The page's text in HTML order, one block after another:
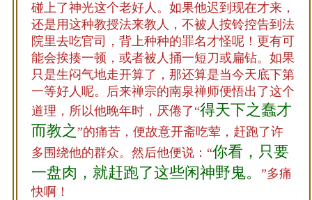
碰上了神光这个老好人。如果他迟到现在才来，
还是用这种教授法来教人，不被人按铃控告到法
院里去吃官司，背上种种的罪名才怪呢！更有可
能会挨揍一顿，或者被人捅一短刀或扁钻。如果
只是生闷气地走开算了，那还算是当今天底下第
一等好人呢。后来禅宗的南泉禅师便悟出了这个
道理，所以他晚年时，厌倦了“得天下之蠢才
而教之”的痛苦，便故意开斋吃荤，赶跑了许
多围绕他的群众。然后他便说：“你看，只要
一盘肉，就赶跑了这些闲神野鬼。
”多痛
快啊！